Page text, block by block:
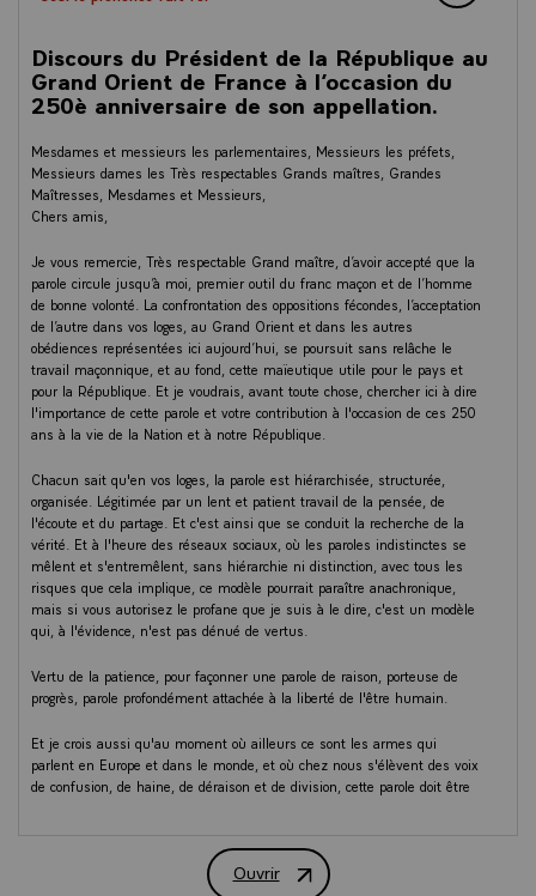
Discours du Président de la République au
Grand Orient de France à l’occasion du
250è anniversaire de son appellation.
Mesdames et messieurs les parlementaires, Messieurs les préfets,
Messieurs dames les Très respectables Grands maîtres, Grandes
Maîtresses, Mesdames et Messieurs,
Chers amis,
Je vous remercie, Très respectable Grand maître, d’avoir accepté que la
parole circule jusqu’à moi, premier outil du franc maçon et de l’homme
de bonne volonté. La confrontation des oppositions fécondes, l’acceptation
de l’autre dans vos loges, au Grand Orient et dans les autres
obédiences représentées ici aujourd’hui, se poursuit sans relâche le
travail maçonnique, et au fond, cette maïeutique utile pour le pays et
pour la République. Et je voudrais, avant toute chose, chercher ici à dire
l'importance de cette parole et votre contribution à l'occasion de ces 250
ans à la vie de la Nation et à notre République.
Chacun sait qu'en vos loges, la parole est hiérarchisée, structurée,
organisée. Légitimée par un lent et patient travail de la pensée, de
l'écoute et du partage. Et c'est ainsi que se conduit la recherche de la
vérité. Et à l'heure des réseaux sociaux, où les paroles indistinctes se
mêlent et s'entremêlent, sans hiérarchie ni distinction, avec tous les
risques que cela implique, ce modèle pourrait paraître anachronique,
mais si vous autorisez le profane que je suis à le dire, c'est un modèle
qui, à l'évidence, n'est pas dénué de vertus.
Vertu de la patience, pour façonner une parole de raison, porteuse de
progrès, parole profondément attachée à la liberté de l'être humain.
Et je crois aussi qu'au moment où ailleurs ce sont les armes qui
parlent en Europe et dans le monde, et où chez nous s'élèvent des voix
de confusion, de haine, de déraison et de division, cette parole doit être
C'est ce qui motive, entre autres, ma présence ici parmi vous. Les 250
ans du Grand Orient sont naturellement l'occasion. Mais je sais que
Ouvrir
Discours du Président de la